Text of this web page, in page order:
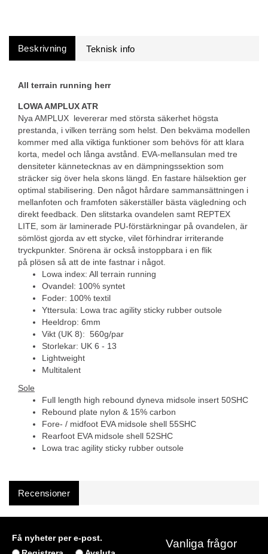
Beskrivning
All terrain running herr
LOWA AMPLUX ATR
Nya AMPLUX levererar med största säkerhet högsta
prestanda, i vilken terräng som helst. Den bekväma modellen
kommer med alla viktiga funktioner som behövs för att klara
korta, medel och långa avstånd. EVA-mellansulan med tre
densiteter kännetecknas av en dämpningssektion som
sträcker sig över hela skons längd. En fastare hälsektion ger
optimal stabilisering. Den något hårdare sammansättningen i
mellanfoten och framfoten säkerställer bästa vägledning och
direkt feedback. Den slitstarka ovandelen samt REPTEX
LITE, som är laminerade PU-förstärkningar på ovandelen, är
sömlöst gjorda av ett stycke, vilet förhindrar irriterande
tryckpunkter. Snörena är också instoppbara i en flik
på plösen så att de inte fastnar i något.
Lowa index: All terrain running
Ovandel: 100% syntet
Foder: 100% textil
Yttersula: Lowa trac agility sticky rubber outsole
Heeldrop: 6mm
Vikt (UK 8): 560g/par
Storlekar: UK 6 - 13
Lightweight
Multitalent
Sole
Full length high rebound dyneva midsole insert 50SHC
Rebound plate nylon & 15% carbon
Fore- / midfoot EVA midsole shell 55SHC
Rearfoot EVA midsole shell 52SHC
Lowa trac agility sticky rubber outsole
Recensioner
Få nyheter per e-post.
Vanliga frågor